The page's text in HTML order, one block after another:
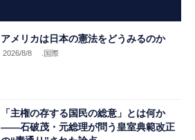
アメリカは日本の憲法をどうみるのか
2026/8/8 .国際
「主権の存する国民の総意」とは何か
――石破茂・元総理が問う皇室典範改正